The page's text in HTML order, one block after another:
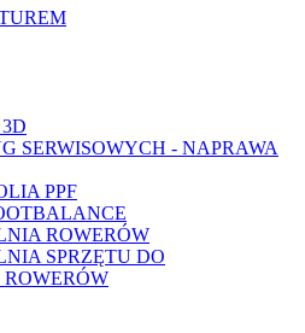
SERWISOWYCH - NAPRAWA
PPF
ROWERÓW
SPRZĘTU DO